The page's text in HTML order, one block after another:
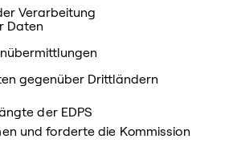
Verarbeitung
Daten
gegenüber Drittländern
der EDPS
und forderte die Kommission